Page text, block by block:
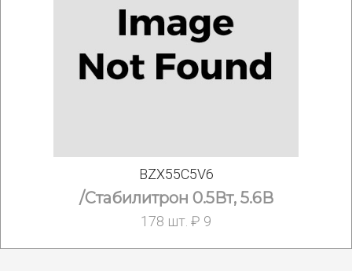
BZX55C5V6
/Стабилитрон 0.5Вт, 5.6В
178 шт. ₽ 9